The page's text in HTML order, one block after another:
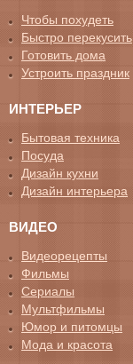
Чтобы похудеть
Быстро перекусить
Готовить дома
Устроить праздник
ИНТЕРЬЕР
Бытовая техника
Посуда
Дизайн кухни
Дизайн интерьера
ВИДЕО
Видеорецепты
Фильмы
Сериалы
Мультфильмы
Юмор и питомцы
Мода и красота